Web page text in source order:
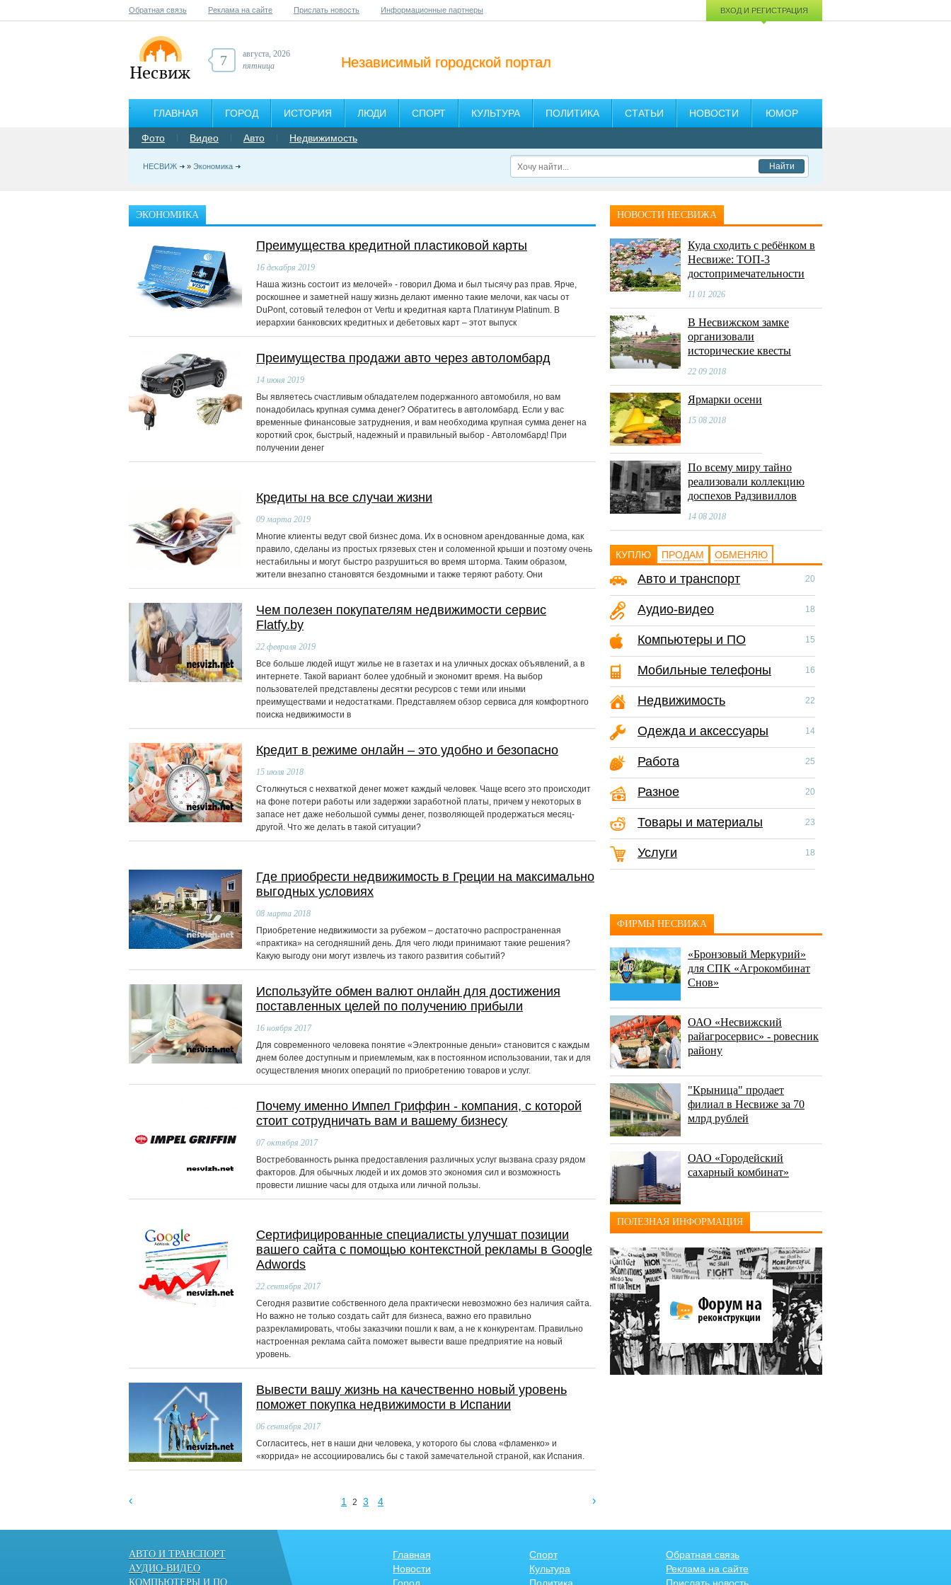
Обратная связь Реклама на сайте Прислать новость Информационные партнеры
Независимый городской портал
ВХОД И РЕГИСТРАЦИЯ
7
августа, 2026
пятница
ГЛАВНАЯ ГОРОД ИСТОРИЯ ЛЮДИ СПОРТ КУЛЬТУРА ПОЛИТИКА СТАТЬИ НОВОСТИ ЮМОР
Фото Видео Авто Недвижимость
НЕСВИЖ » Экономика Найти
ЭКОНОМИКА
Преимущества кредитной пластиковой карты
16 декабря 2019
Наша жизнь состоит из мелочей» - говорил Дюма и был тысячу раз прав. Ярче,
роскошнее и заметней нашу жизнь делают именно такие мелочи, как часы от
DuPont, сотовый телефон от Vertu и кредитная карта Платинум Platinum. В
иерархии банковских кредитных и дебетовых карт – этот выпуск
Преимущества продажи авто через автоломбард
14 июня 2019
Вы являетесь счастливым обладателем подержанного автомобиля, но вам
понадобилась крупная сумма денег? Обратитесь в автоломбард. Если у вас
временные финансовые затруднения, и вам необходима крупная сумма денег на
короткий срок, быстрый, надежный и правильный выбор - Автоломбард! При
получении денег
Кредиты на все случаи жизни
09 марта 2019
Многие клиенты ведут свой бизнес дома. Их в основном арендованные дома, как
правило, сделаны из простых грязевых стен и соломенной крыши и поэтому очень
нестабильны и могут быстро разрушиться во время шторма. Таким образом,
жители внезапно становятся бездомными и также теряют работу. Они
Чем полезен покупателям недвижимости сервис
Flatfy.by
22 февраля 2019
Все больше людей ищут жилье не в газетах и на уличных досках объявлений, а в
интернете. Такой вариант более удобный и экономит время. На выбор
пользователей представлены десятки ресурсов с теми или иными
преимуществами и недостатками. Представляем обзор сервиса для комфортного
поиска недвижимости в
Кредит в режиме онлайн – это удобно и безопасно
15 июля 2018
Столкнуться с нехваткой денег может каждый человек. Чаще всего это происходит
на фоне потери работы или задержки заработной платы, причем у некоторых в
запасе нет даже небольшой суммы денег, позволяющей продержаться месяц-
другой. Что же делать в такой ситуации?
Где приобрести недвижимость в Греции на максимально
выгодных условиях
08 марта 2018
Приобретение недвижимости за рубежом – достаточно распространенная
«практика» на сегодняшний день. Для чего люди принимают такие решения?
Какую выгоду они могут извлечь из такого развития событий?
Используйте обмен валют онлайн для достижения
поставленных целей по получению прибыли
16 ноября 2017
Для современного человека понятие «Электронные деньги» становится с каждым
днем более доступным и приемлемым, как в постоянном использовании, так и для
осуществления многих операций по приобретению товаров и услуг.
Почему именно Импел Гриффин - компания, с которой
стоит сотрудничать вам и вашему бизнесу
07 октября 2017
Востребованность рынка предоставления различных услуг вызвана сразу рядом
факторов. Для обычных людей и их домов это экономия сил и возможность
провести лишние часы для отдыха или личной пользы.
Сертифицированные специалисты улучшат позиции
вашего сайта с помощью контекстной рекламы в Google
Adwords
22 сентября 2017
Сегодня развитие собственного дела практически невозможно без наличия сайта.
Но важно не только создать сайт для бизнеса, важно его правильно
разрекламировать, чтобы заказчики пошли к вам, а не к конкурентам. Правильно
настроенная реклама сайта поможет вывести ваше предприятие на новый
уровень.
Вывести вашу жизнь на качественно новый уровень
поможет покупка недвижимости в Испании
06 сентября 2017
Согласитесь, нет в наши дни человека, у которого бы слова «фламенко» и
«коррида» не ассоциировались бы с такой замечательной страной, как Испания.
‹ 1 2 3 4 ›
НОВОСТИ НЕСВИЖА
Куда сходить с ребёнком в
Несвиже: ТОП-3
достопримечательности
11 01 2026
В Несвижском замке
организовали
исторические квесты
22 09 2018
Ярмарки осени
15 08 2018
По всему миру тайно
реализовали коллекцию
доспехов Радзивиллов
14 08 2018
КУПЛЮ ПРОДАМ ОБМЕНЯЮ
Авто и транспорт
Аудио-видео
Мобильные телефоны
Недвижимость
Одежда и аксессуары 14
Разное
Услуги
Авто и транспорт 20
Аудио-видео 18
Компьютеры и ПО 15
Мобильные телефоны 16
Недвижимость 22
Одежда и аксессуары 14
Работа 25
Разное 20
Товары и материалы 23
Услуги 18
ФИРМЫ НЕСВИЖА
«Бронзовый Меркурий»
для СПК «Агрокомбинат
Снов»
ОАО «Несвижский
райагросервис» - ровесник
району
"Крыница" продает
филиал в Несвиже за 70
млрд рублей
ОАО «Городейский
сахарный комбинат»
ПОЛЕЗНАЯ ИНФОРМАЦИЯ
АВТО И ТРАНСПОРТ
АУДИО-ВИДЕО
КОМПЬЮТЕРЫ И ПО
Главная
Новости
Спорт
Культура
Обратная связь
Реклама на сайте